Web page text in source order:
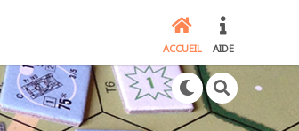
ACCUEIL AIDE